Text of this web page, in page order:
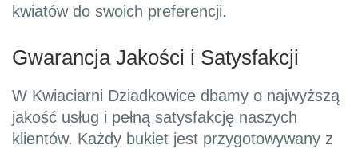
kwiatów do swoich preferencji.
Gwarancja Jakości i Satysfakcji
W Kwiaciarni Dziadkowice dbamy o najwyższą
jakość usług i pełną satysfakcję naszych
klientów. Każdy bukiet jest przygotowywany z